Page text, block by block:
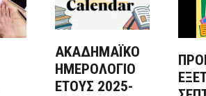
ΑΚΑΔΗΜΑΪΚΟ
ΗΜΕΡΟΛΟΓΙΟ
ΕΤΟΥΣ 2025-